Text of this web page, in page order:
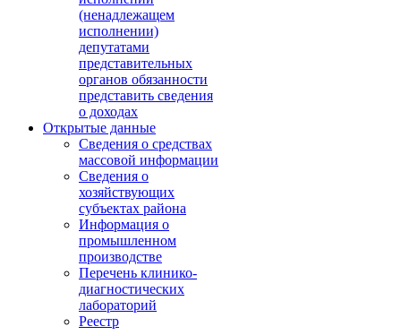
(ненадлежащем
исполнении)
депутатами
представительных
органов обязанности
представить сведения
о доходах
Открытые данные
Сведения о средствах
массовой информации
Сведения о
хозяйствующих
субъектах района
Информация о
промышленном
производстве
Перечень клинико-
диагностических
лабораторий
Реестр